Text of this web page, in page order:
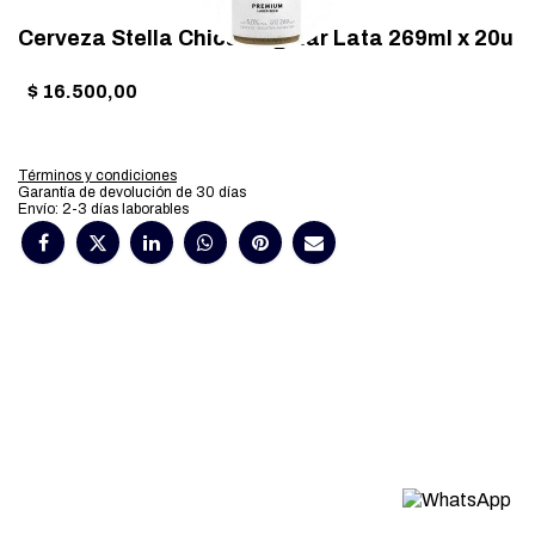
Cerveza Stella Chica Regular Lata 269ml x 20u
$ 16.500,00
Términos y condiciones
Garantía de devolución de 30 días
Envío: 2-3 días laborables